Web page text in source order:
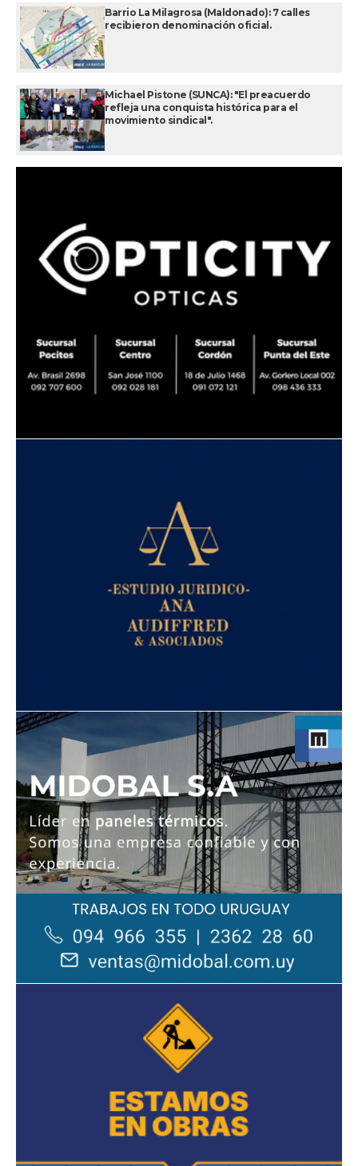
Barrio La Milagrosa (Maldonado): 7 calles
recibieron denominación oficial.
Michael Pistone (SUNCA): "El preacuerdo
refleja una conquista histórica para el
movimiento sindical".